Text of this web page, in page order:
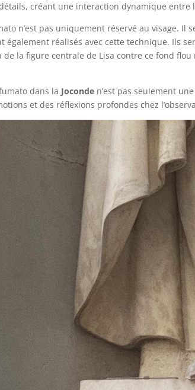
créant une interaction dynamique entre
n’est pas uniquement réservé au visage.
également réalisés avec cette technique. Ils
de la figure centrale de Lisa contre ce fond
dans la Joconde n’est pas seulement
et des réflexions profondes chez